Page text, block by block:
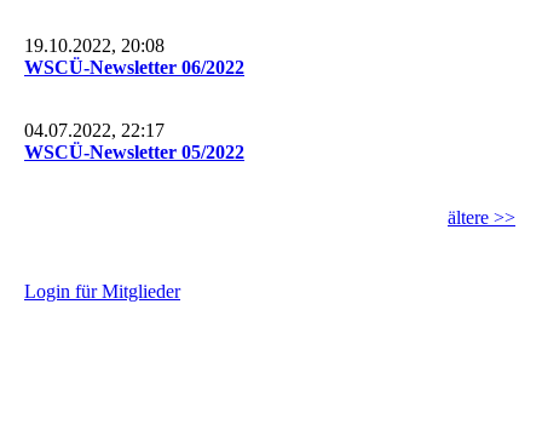
19.10.2022, 20:08
WSCÜ-Newsletter 06/2022
04.07.2022, 22:17
WSCÜ-Newsletter 05/2022
ältere >>
Login für Mitglieder